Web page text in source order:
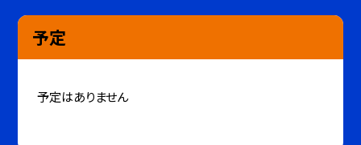
予定
予定はありません